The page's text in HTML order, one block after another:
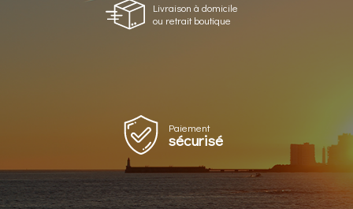
Livraison à domicile
ou retrait boutique
Paiement
sécurisé